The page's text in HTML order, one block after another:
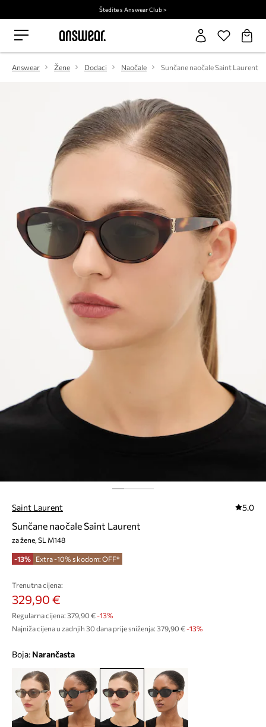
Štedite s Answear Club >
Answear Žene Dodaci Naočale Sunčane naočale Saint Laurent
Saint Laurent 5.0
Sunčane naočale Saint Laurent
za žene, SL M148
-13% Extra -10% s kodom: OFF*
Trenutna cijena:
329,90 €
Regularna cijena: 379,90 €-13%
Najniža cijena u zadnjih 30 dana prije sniženja: 379,90 € -13%
Boja: narančasta